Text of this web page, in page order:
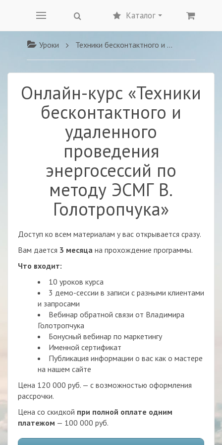
Каталог
Уроки Техники бесконтактного и удаленного проведения энергосессий по методу ЭСМГ В. Голотропчука
Онлайн-курс «Техники
бесконтактного и
удаленного
проведения
энергосессий по
методу ЭСМГ В.
Голотропчука»
Доступ ко всем материалам у вас открывается сразу.
Вам дается 3 месяца на прохождение программы.
Что входит:
10 уроков курса
3 демо-сессии в записи с разными клиентами
и запросами
Вебинар обратной связи от Владимира
Голотропчука
Бонусный вебинар по маркетингу
Именной сертификат
Публикация информации о вас как о мастере
на нашем сайте
Цена 120 000 руб. — с возможностью оформления
рассрочки.
Цена со скидкой при полной оплате одним
платежом — 100 000 руб.